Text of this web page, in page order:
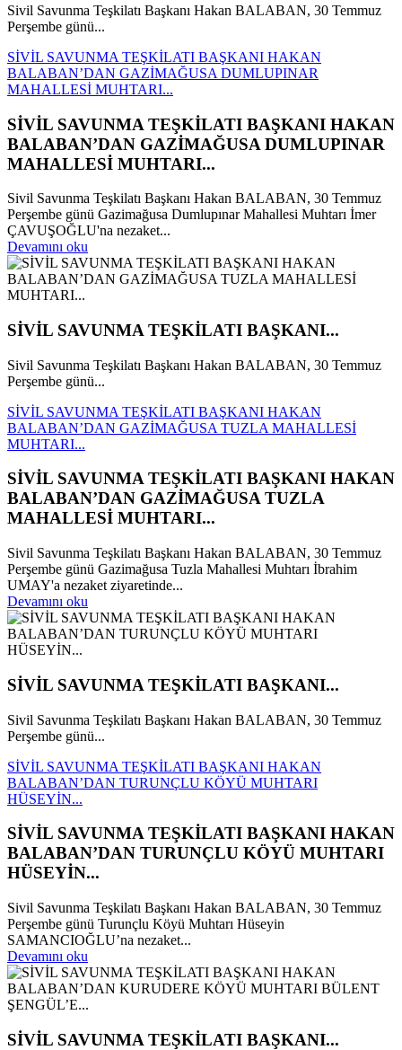
Sivil Savunma Teşkilatı Başkanı Hakan BALABAN, 30 Temmuz
Perşembe günü...
SİVİL SAVUNMA TEŞKİLATI BAŞKANI HAKAN
BALABAN’DAN GAZİMAĞUSA DUMLUPINAR
MAHALLESİ MUHTARI...
SİVİL SAVUNMA TEŞKİLATI BAŞKANI HAKAN
BALABAN’DAN GAZİMAĞUSA DUMLUPINAR
MAHALLESİ MUHTARI...
Sivil Savunma Teşkilatı Başkanı Hakan BALABAN, 30 Temmuz
Perşembe günü Gazimağusa Dumlupınar Mahallesi Muhtarı İmer
ÇAVUŞOĞLU'na nezaket...
Devamını oku
SİVİL SAVUNMA TEŞKİLATI BAŞKANI...
Sivil Savunma Teşkilatı Başkanı Hakan BALABAN, 30 Temmuz
Perşembe günü...
SİVİL SAVUNMA TEŞKİLATI BAŞKANI HAKAN
BALABAN’DAN GAZİMAĞUSA TUZLA MAHALLESİ
MUHTARI...
SİVİL SAVUNMA TEŞKİLATI BAŞKANI HAKAN
BALABAN’DAN GAZİMAĞUSA TUZLA
MAHALLESİ MUHTARI...
Sivil Savunma Teşkilatı Başkanı Hakan BALABAN, 30 Temmuz
Perşembe günü Gazimağusa Tuzla Mahallesi Muhtarı İbrahim
UMAY'a nezaket ziyaretinde...
Devamını oku
SİVİL SAVUNMA TEŞKİLATI BAŞKANI...
Sivil Savunma Teşkilatı Başkanı Hakan BALABAN, 30 Temmuz
Perşembe günü...
SİVİL SAVUNMA TEŞKİLATI BAŞKANI HAKAN
BALABAN’DAN TURUNÇLU KÖYÜ MUHTARI
HÜSEYİN...
SİVİL SAVUNMA TEŞKİLATI BAŞKANI HAKAN
BALABAN’DAN TURUNÇLU KÖYÜ MUHTARI
HÜSEYİN...
Sivil Savunma Teşkilatı Başkanı Hakan BALABAN, 30 Temmuz
Perşembe günü Turunçlu Köyü Muhtarı Hüseyin
SAMANCIOĞLU’na nezaket...
Devamını oku
SİVİL SAVUNMA TEŞKİLATI BAŞKANI...